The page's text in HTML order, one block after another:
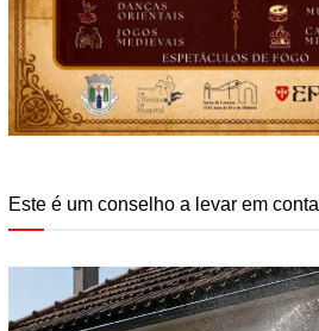
Este é um conselho a levar em conta